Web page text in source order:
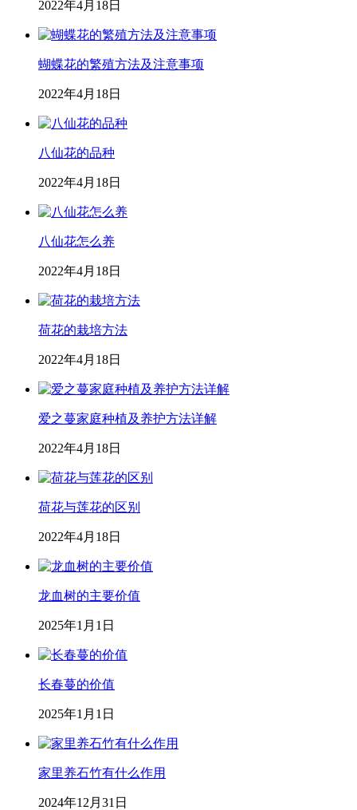
2022年4月18日
蝴蝶花的繁殖方法及注意事项
2022年4月18日
八仙花的品种
2022年4月18日
八仙花怎么养
2022年4月18日
荷花的栽培方法
2022年4月18日
爱之蔓家庭种植及养护方法详解
2022年4月18日
荷花与莲花的区别
2022年4月18日
龙血树的主要价值
2025年1月1日
长春蔓的价值
2025年1月1日
家里养石竹有什么作用
2024年12月31日